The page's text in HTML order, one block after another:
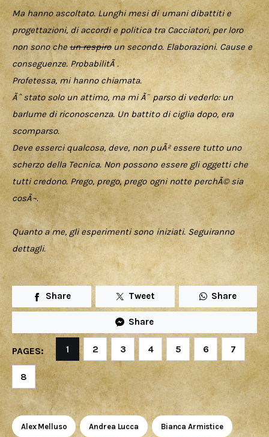
Ma hanno ascoltato. Lunghi mesi di umani dibattiti e
progettazioni, di accordi e politica tra Cacciatori, per loro
non sono che un respiro un secondo. Elaborazioni. Cause e
conseguenze. ProbabilitÃ .
Profetessa, mi hanno chiamata.
Ãˆ stato solo un attimo, ma mi Ã¨ parso di vederlo: un
barlume di riconoscenza. Un battito di ciglia dopo, era
scomparso.
Deve esserci qualcosa, deve, non puÃ² essere tutto uno
scherzo della Tecnica. Non possono essere gli oggetti che
tutti credono. Prego, prego, prego ogni notte perchÃ© sia
cosÃ¬.
Quanto a me, gli esperimenti sono iniziati. Seguiranno
dettagli.
Share Tweet Share
Share
PAGES: 1 2 3 4 5 6 7
8
Alex Melluso Andrea Lucca Bianca Armistice